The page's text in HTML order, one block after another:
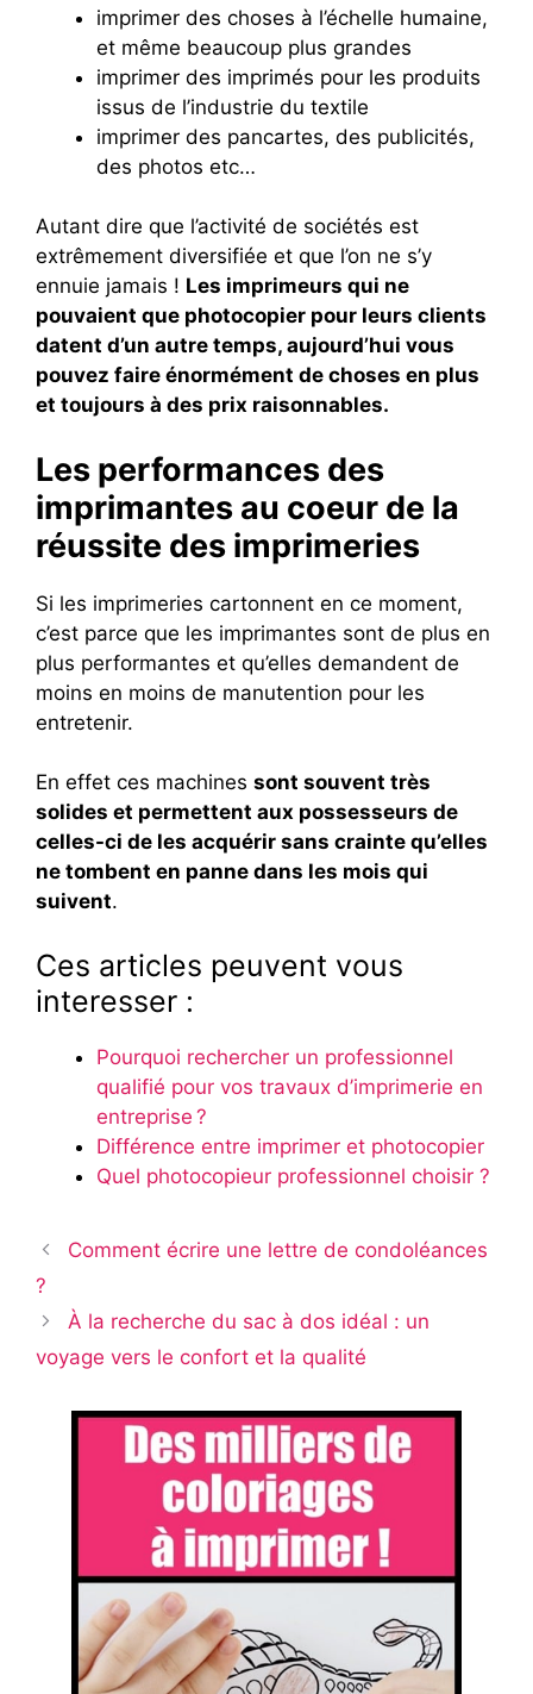
imprimer des choses à l’échelle humaine,
et même beaucoup plus grandes
imprimer des imprimés pour les produits
issus de l’industrie du textile
imprimer des pancartes, des publicités,
des photos etc…
Autant dire que l’activité de sociétés est
extrêmement diversifiée et que l’on ne s’y
ennuie jamais ! Les imprimeurs qui ne
pouvaient que photocopier pour leurs clients
datent d’un autre temps, aujourd’hui vous
pouvez faire énormément de choses en plus
et toujours à des prix raisonnables.
Les performances des
imprimantes au coeur de la
réussite des imprimeries
Si les imprimeries cartonnent en ce moment,
c’est parce que les imprimantes sont de plus en
plus performantes et qu’elles demandent de
moins en moins de manutention pour les
entretenir.
En effet ces machines sont souvent très
solides et permettent aux possesseurs de
celles-ci de les acquérir sans crainte qu’elles
ne tombent en panne dans les mois qui
suivent.
Ces articles peuvent vous
interesser :
Pourquoi rechercher un professionnel
qualifié pour vos travaux d’imprimerie en
entreprise ?
Différence entre imprimer et photocopier
Quel photocopieur professionnel choisir ?
Comment écrire une lettre de condoléances
?
À la recherche du sac à dos idéal : un
voyage vers le confort et la qualité